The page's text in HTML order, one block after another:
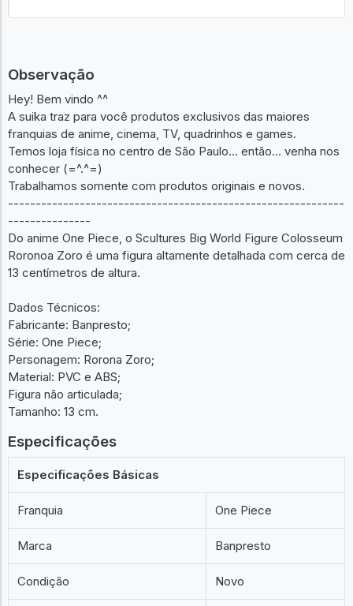
Observação
Hey! Bem vindo ^^
A suika traz para você produtos exclusivos das maiores
franquias de anime, cinema, TV, quadrinhos e games.
Temos loja física no centro de São Paulo... então... venha nos
conhecer (=^.^=)
Trabalhamos somente com produtos originais e novos.
-------------------------------------------------------------
---------------
Do anime One Piece, o Scultures Big World Figure Colosseum
Roronoa Zoro é uma figura altamente detalhada com cerca de
13 centímetros de altura.
Dados Técnicos:
Fabricante: Banpresto;
Série: One Piece;
Personagem: Rorona Zoro;
Material: PVC e ABS;
Figura não articulada;
Tamanho: 13 cm.
Especificações
Especificações Básicas
Franquia One Piece
Marca Banpresto
Condição Novo